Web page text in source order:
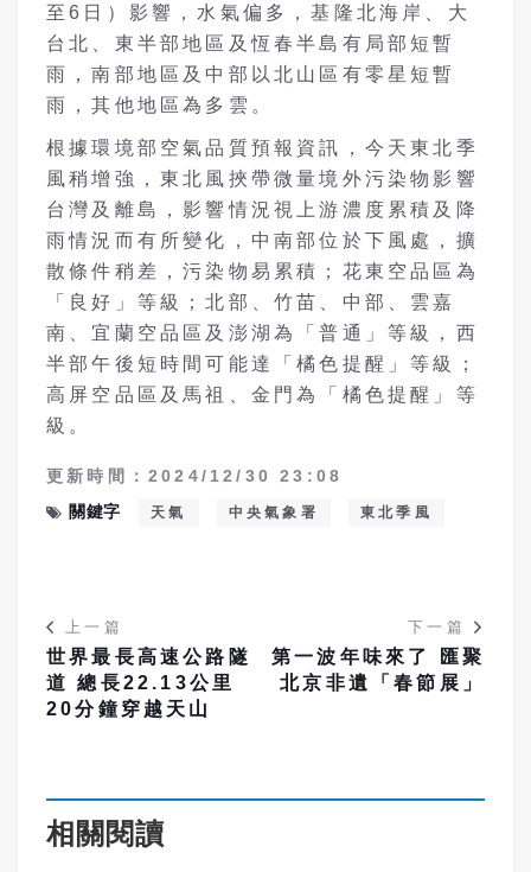
至6日）影響，水氣偏多，基隆北海岸、大
台北、東半部地區及恆春半島有局部短暫
雨，南部地區及中部以北山區有零星短暫
雨，其他地區為多雲。
根據環境部空氣品質預報資訊，今天東北季
風稍增強，東北風挾帶微量境外污染物影響
台灣及離島，影響情況視上游濃度累積及降
雨情況而有所變化，中南部位於下風處，擴
散條件稍差，污染物易累積；花東空品區為
「良好」等級；北部、竹苗、中部、雲嘉
南、宜蘭空品區及澎湖為「普通」等級，西
半部午後短時間可能達「橘色提醒」等級；
高屏空品區及馬祖、金門為「橘色提醒」等
級。
更新時間：2024/12/30 23:08
關鍵字
天氣 中央氣象署 東北季風
上一篇
世界最長高速公路隧
道 總長22.13公里
20分鐘穿越天山
下一篇
第一波年味來了 匯聚
北京非遺「春節展」
相關閱讀